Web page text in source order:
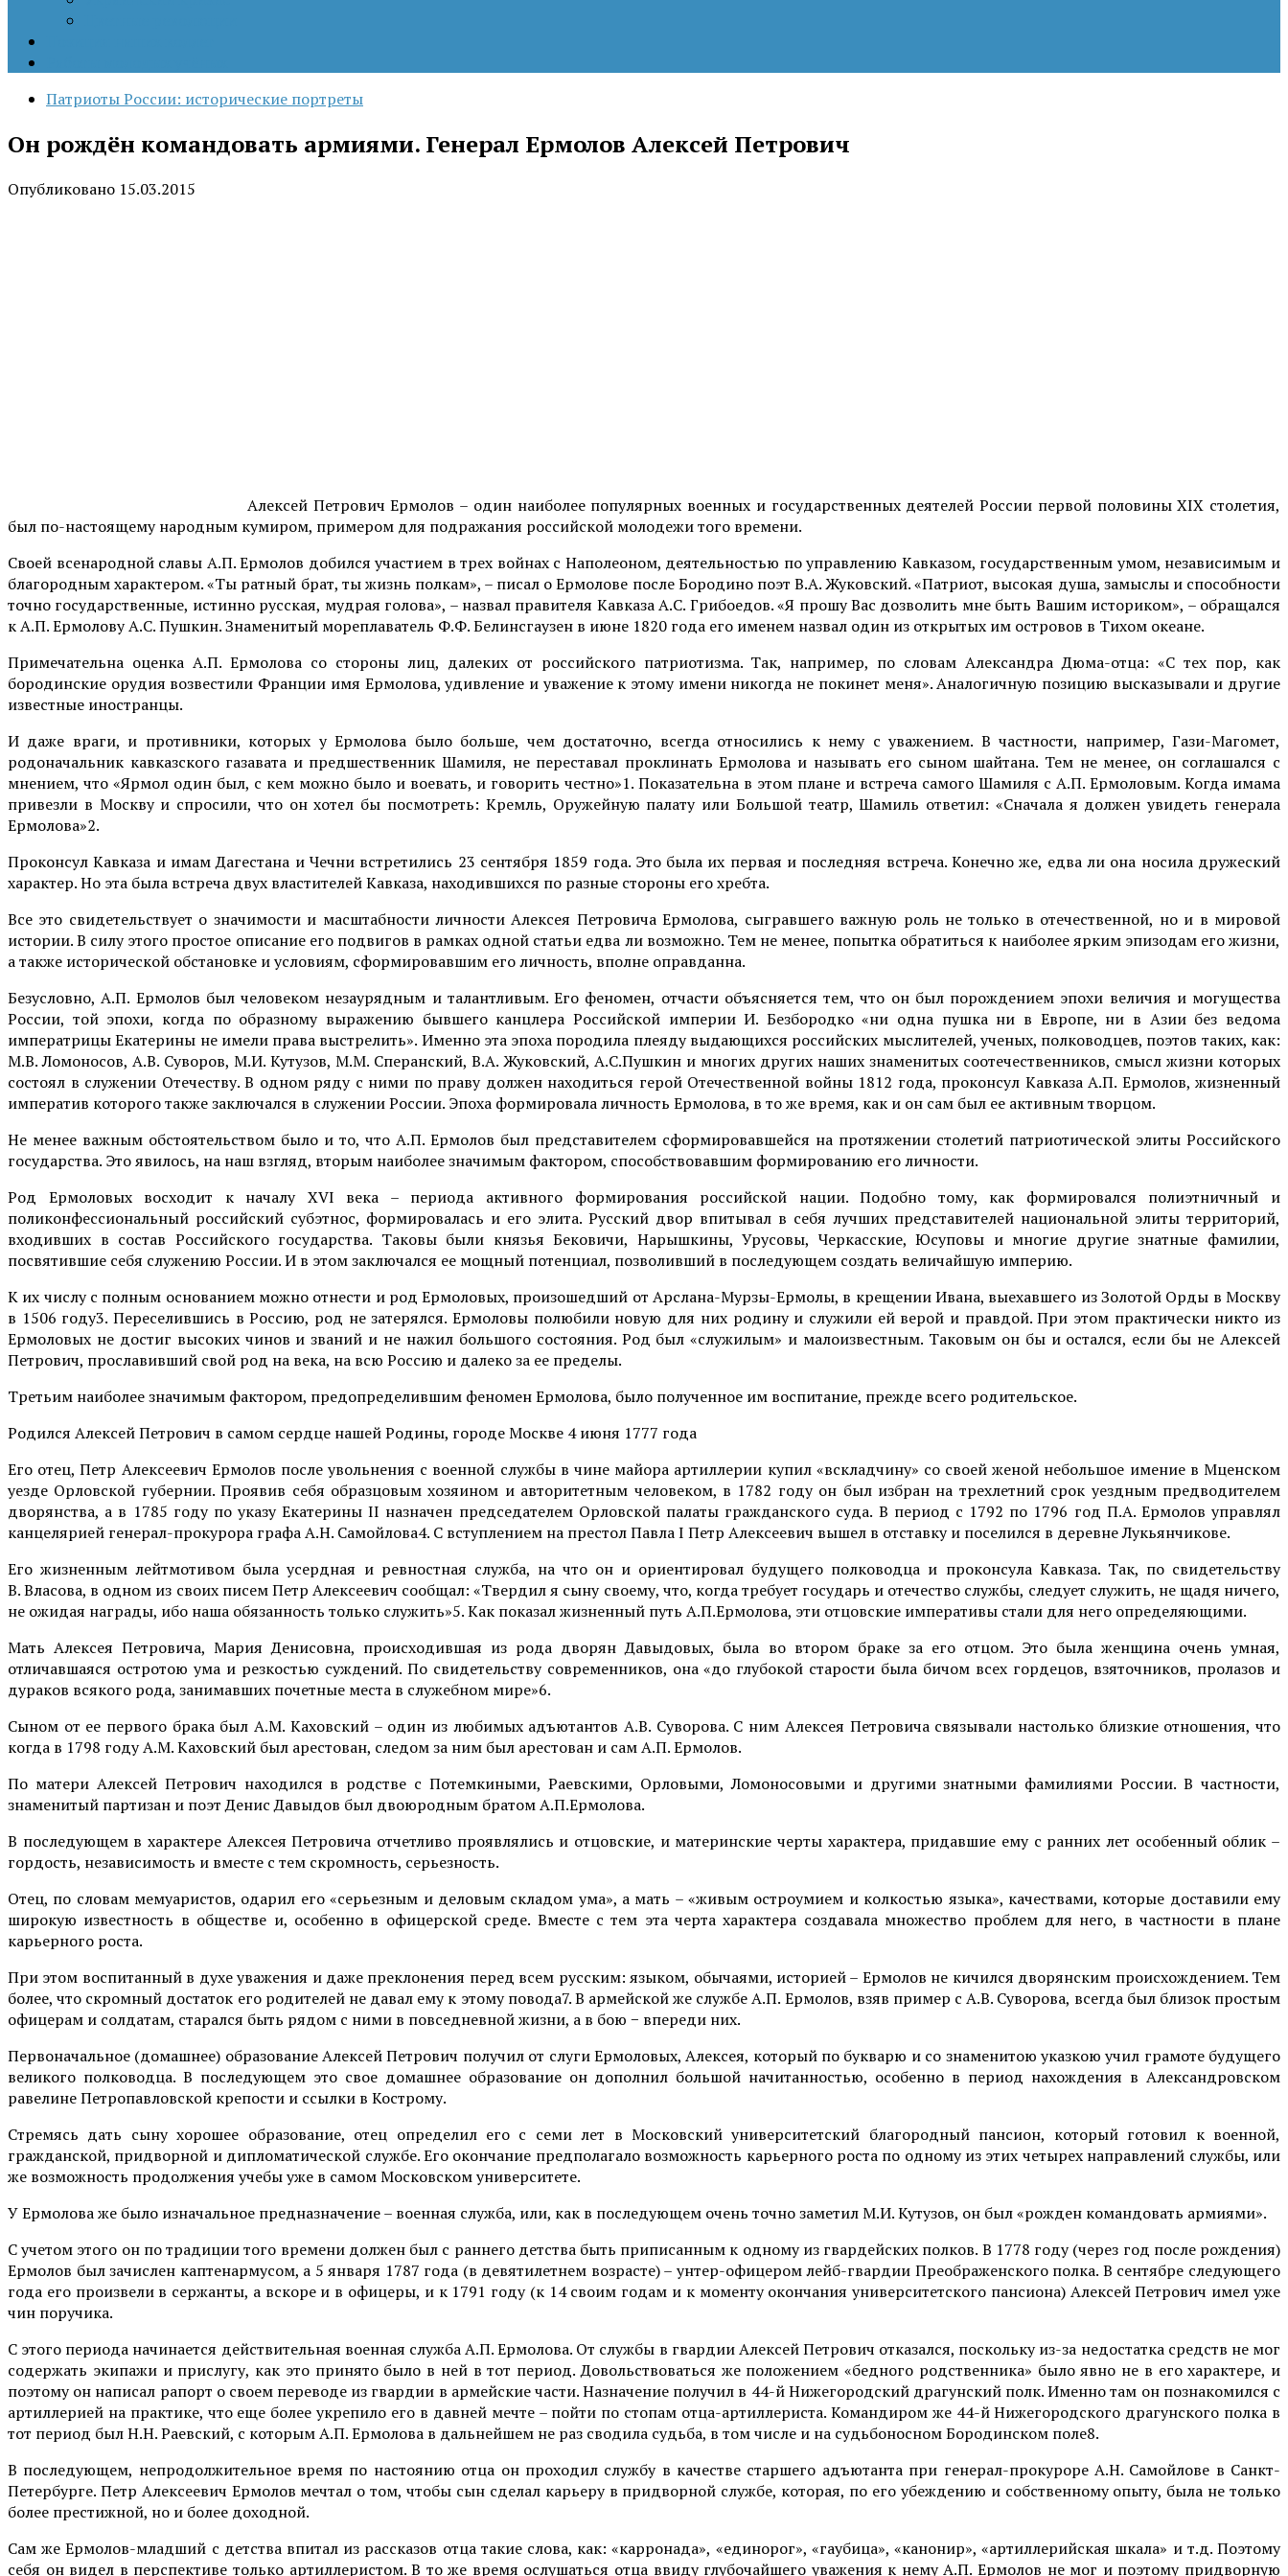
Патриоты России: исторические портреты
Он рождён командовать армиями. Генерал Ермолов Алексей Петрович
Опубликовано 15.03.2015
Алексей Петрович Ермолов – один наиболее популярных военных и государственных деятелей России первой половины XIX столетия,
был по-настоящему народным кумиром, примером для подражания российской молодежи того времени.
Своей всенародной славы А.П. Ермолов добился участием в трех войнах с Наполеоном, деятельностью по управлению Кавказом, государственным умом, независимым и
благородным характером. «Ты ратный брат, ты жизнь полкам», – писал о Ермолове после Бородино поэт В.А. Жуковский. «Патриот, высокая душа, замыслы и способности
точно государственные, истинно русская, мудрая голова», – назвал правителя Кавказа А.С. Грибоедов. «Я прошу Вас дозволить мне быть Вашим историком», – обращался
к А.П. Ермолову А.С. Пушкин. Знаменитый мореплаватель Ф.Ф. Белинсгаузен в июне 1820 года его именем назвал один из открытых им островов в Тихом океане.
Примечательна оценка А.П. Ермолова со стороны лиц, далеких от российского патриотизма. Так, например, по словам Александра Дюма-отца: «С тех пор, как
бородинские орудия возвестили Франции имя Ермолова, удивление и уважение к этому имени никогда не покинет меня». Аналогичную позицию высказывали и другие
известные иностранцы.
И даже враги, и противники, которых у Ермолова было больше, чем достаточно, всегда относились к нему с уважением. В частности, например, Гази-Магомет,
родоначальник кавказского газавата и предшественник Шамиля, не переставал проклинать Ермолова и называть его сыном шайтана. Тем не менее, он соглашался с
мнением, что «Ярмол один был, с кем можно было и воевать, и говорить честно»1. Показательна в этом плане и встреча самого Шамиля с А.П. Ермоловым. Когда имама
привезли в Москву и спросили, что он хотел бы посмотреть: Кремль, Оружейную палату или Большой театр, Шамиль ответил: «Сначала я должен увидеть генерала
Ермолова»2.
Проконсул Кавказа и имам Дагестана и Чечни встретились 23 сентября 1859 года. Это была их первая и последняя встреча. Конечно же, едва ли она носила дружеский
характер. Но эта была встреча двух властителей Кавказа, находившихся по разные стороны его хребта.
Все это свидетельствует о значимости и масштабности личности Алексея Петровича Ермолова, сыгравшего важную роль не только в отечественной, но и в мировой
истории. В силу этого простое описание его подвигов в рамках одной статьи едва ли возможно. Тем не менее, попытка обратиться к наиболее ярким эпизодам его жизни,
а также исторической обстановке и условиям, сформировавшим его личность, вполне оправданна.
Безусловно, А.П. Ермолов был человеком незаурядным и талантливым. Его феномен, отчасти объясняется тем, что он был порождением эпохи величия и могущества
России, той эпохи, когда по образному выражению бывшего канцлера Российской империи И. Безбородко «ни одна пушка ни в Европе, ни в Азии без ведома
императрицы Екатерины не имели права выстрелить». Именно эта эпоха породила плеяду выдающихся российских мыслителей, ученых, полководцев, поэтов таких, как:
М.В. Ломоносов, А.В. Суворов, М.И. Кутузов, М.М. Сперанский, В.А. Жуковский, А.С.Пушкин и многих других наших знаменитых соотечественников, смысл жизни которых
состоял в служении Отечеству. В одном ряду с ними по праву должен находиться герой Отечественной войны 1812 года, проконсул Кавказа А.П. Ермолов, жизненный
императив которого также заключался в служении России. Эпоха формировала личность Ермолова, в то же время, как и он сам был ее активным творцом.
Не менее важным обстоятельством было и то, что А.П. Ермолов был представителем сформировавшейся на протяжении столетий патриотической элиты Российского
государства. Это явилось, на наш взгляд, вторым наиболее значимым фактором, способствовавшим формированию его личности.
Род Ермоловых восходит к началу XVI века – периода активного формирования российской нации. Подобно тому, как формировался полиэтничный и
поликонфессиональный российский субэтнос, формировалась и его элита. Русский двор впитывал в себя лучших представителей национальной элиты территорий,
входивших в состав Российского государства. Таковы были князья Бековичи, Нарышкины, Урусовы, Черкасские, Юсуповы и многие другие знатные фамилии,
посвятившие себя служению России. И в этом заключался ее мощный потенциал, позволивший в последующем создать величайшую империю.
К их числу с полным основанием можно отнести и род Ермоловых, произошедший от Арслана-Мурзы-Ермолы, в крещении Ивана, выехавшего из Золотой Орды в Москву
в 1506 году3. Переселившись в Россию, род не затерялся. Ермоловы полюбили новую для них родину и служили ей верой и правдой. При этом практически никто из
Ермоловых не достиг высоких чинов и званий и не нажил большого состояния. Род был «служилым» и малоизвестным. Таковым он бы и остался, если бы не Алексей
Петрович, прославивший свой род на века, на всю Россию и далеко за ее пределы.
Третьим наиболее значимым фактором, предопределившим феномен Ермолова, было полученное им воспитание, прежде всего родительское.
Родился Алексей Петрович в самом сердце нашей Родины, городе Москве 4 июня 1777 года
Его отец, Петр Алексеевич Ермолов после увольнения с военной службы в чине майора артиллерии купил «вскладчину» со своей женой небольшое имение в Мценском
уезде Орловской губернии. Проявив себя образцовым хозяином и авторитетным человеком, в 1782 году он был избран на трехлетний срок уездным предводителем
дворянства, а в 1785 году по указу Екатерины II назначен председателем Орловской палаты гражданского суда. В период с 1792 по 1796 год П.А. Ермолов управлял
канцелярией генерал-прокурора графа А.Н. Самойлова4. С вступлением на престол Павла I Петр Алексеевич вышел в отставку и поселился в деревне Лукьянчикове.
Его жизненным лейтмотивом была усердная и ревностная служба, на что он и ориентировал будущего полководца и проконсула Кавказа. Так, по свидетельству
В. Власова, в одном из своих писем Петр Алексеевич сообщал: «Твердил я сыну своему, что, когда требует государь и отечество службы, следует служить, не щадя ничего,
не ожидая награды, ибо наша обязанность только служить»5. Как показал жизненный путь А.П.Ермолова, эти отцовские императивы стали для него определяющими.
Мать Алексея Петровича, Мария Денисовна, происходившая из рода дворян Давыдовых, была во втором браке за его отцом. Это была женщина очень умная,
отличавшаяся остротою ума и резкостью суждений. По свидетельству современников, она «до глубокой старости была бичом всех гордецов, взяточников, пролазов и
дураков всякого рода, занимавших почетные места в служебном мире»6.
Сыном от ее первого брака был А.М. Каховский – один из любимых адъютантов А.В. Суворова. С ним Алексея Петровича связывали настолько близкие отношения, что
когда в 1798 году А.М. Каховский был арестован, следом за ним был арестован и сам А.П. Ермолов.
По матери Алексей Петрович находился в родстве с Потемкиными, Раевскими, Орловыми, Ломоносовыми и другими знатными фамилиями России. В частности,
знаменитый партизан и поэт Денис Давыдов был двоюродным братом А.П.Ермолова.
В последующем в характере Алексея Петровича отчетливо проявлялись и отцовские, и материнские черты характера, придавшие ему с ранних лет особенный облик –
гордость, независимость и вместе с тем скромность, серьезность.
Отец, по словам мемуаристов, одарил его «серьезным и деловым складом ума», а мать – «живым остроумием и колкостью языка», качествами, которые доставили ему
широкую известность в обществе и, особенно в офицерской среде. Вместе с тем эта черта характера создавала множество проблем для него, в частности в плане
карьерного роста.
При этом воспитанный в духе уважения и даже преклонения перед всем русским: языком, обычаями, историей – Ермолов не кичился дворянским происхождением. Тем
более, что скромный достаток его родителей не давал ему к этому повода7. В армейской же службе А.П. Ермолов, взяв пример с А.В. Суворова, всегда был близок простым
офицерам и солдатам, старался быть рядом с ними в повседневной жизни, а в бою − впереди них.
Первоначальное (домашнее) образование Алексей Петрович получил от слуги Ермоловых, Алексея, который по букварю и со знаменитою указкою учил грамоте будущего
великого полководца. В последующем это свое домашнее образование он дополнил большой начитанностью, особенно в период нахождения в Александровском
равелине Петропавловской крепости и ссылки в Кострому.
Стремясь дать сыну хорошее образование, отец определил его с семи лет в Московский университетский благородный пансион, который готовил к военной,
гражданской, придворной и дипломатической службе. Его окончание предполагало возможность карьерного роста по одному из этих четырех направлений службы, или
же возможность продолжения учебы уже в самом Московском университете.
У Ермолова же было изначальное предназначение – военная служба, или, как в последующем очень точно заметил М.И. Кутузов, он был «рожден командовать армиями».
С учетом этого он по традиции того времени должен был с раннего детства быть приписанным к одному из гвардейских полков. В 1778 году (через год после рождения)
Ермолов был зачислен каптенармусом, а 5 января 1787 года (в девятилетнем возрасте) – унтер-офицером лейб-гвардии Преображенского полка. В сентябре следующего
года его произвели в сержанты, а вскоре и в офицеры, и к 1791 году (к 14 своим годам и к моменту окончания университетского пансиона) Алексей Петрович имел уже
чин поручика.
С этого периода начинается действительная военная служба А.П. Ермолова. От службы в гвардии Алексей Петрович отказался, поскольку из-за недостатка средств не мог
содержать экипажи и прислугу, как это принято было в ней в тот период. Довольствоваться же положением «бедного родственника» было явно не в его характере, и
поэтому он написал рапорт о своем переводе из гвардии в армейские части. Назначение получил в 44-й Нижегородский драгунский полк. Именно там он познакомился с
артиллерией на практике, что еще более укрепило его в давней мечте – пойти по стопам отца-артиллериста. Командиром же 44-й Нижегородского драгунского полка в
тот период был Н.Н. Раевский, с которым А.П. Ермолова в дальнейшем не раз сводила судьба, в том числе и на судьбоносном Бородинском поле8.
В последующем, непродолжительное время по настоянию отца он проходил службу в качестве старшего адъютанта при генерал-прокуроре А.Н. Самойлове в Санкт-
Петербурге. Петр Алексеевич Ермолов мечтал о том, чтобы сын сделал карьеру в придворной службе, которая, по его убеждению и собственному опыту, была не только
более престижной, но и более доходной.
Сам же Ермолов-младший с детства впитал из рассказов отца такие слова, как: «карронада», «единорог», «гаубица», «канонир», «артиллерийская шкала» и т.д. Поэтому
себя он видел в перспективе только артиллеристом. В то же время ослушаться отца ввиду глубочайшего уважения к нему А.П. Ермолов не мог и поэтому придворную